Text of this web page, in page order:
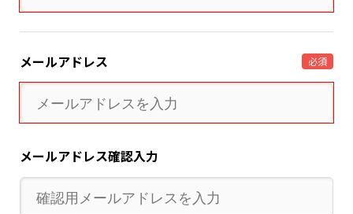
メールアドレス 必須
メールアドレス確認入力